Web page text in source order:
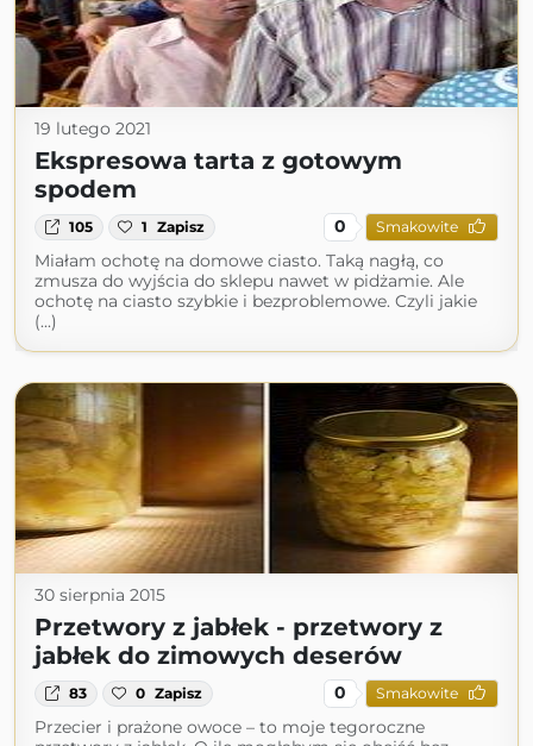
19 lutego 2021
Ekspresowa tarta z gotowym
spodem
105 1 Zapisz 0 Smakowite
Miałam ochotę na domowe ciasto. Taką nagłą, co
zmusza do wyjścia do sklepu nawet w pidżamie. Ale
ochotę na ciasto szybkie i bezproblemowe. Czyli jakie
(...)
30 sierpnia 2015
Przetwory z jabłek - przetwory z
jabłek do zimowych deserów
83 0 Zapisz 0 Smakowite
Przecier i prażone owoce – to moje tegoroczne